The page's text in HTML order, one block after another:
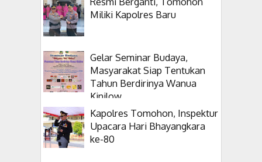
Miliki Kapolres Baru
Gelar Seminar Budaya,
Masyarakat Siap Tentukan
Tahun Berdirinya Wanua
Kinilow
Kapolres Tomohon, Inspektur
Upacara Hari Bhayangkara
ke-80